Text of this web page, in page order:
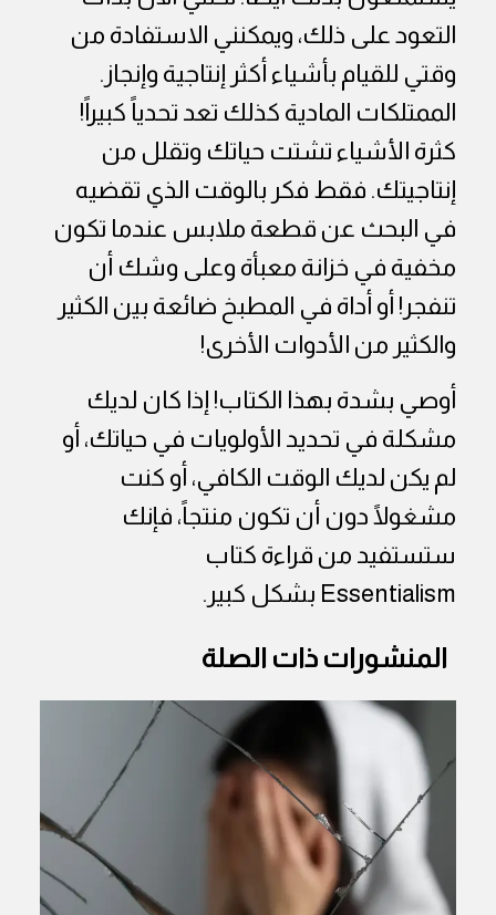
التعود على ذلك، ويمكنني الاستفادة من
وقتي للقيام بأشياء أكثر إنتاجية وإنجاز.
الممتلكات المادية كذلك تعد تحدياً كبيراً!
كثرة الأشياء تشتت حياتك وتقلل من
إنتاجيتك. فقط فكر بالوقت الذي تقضيه
في البحث عن قطعة ملابس عندما تكون
مخفية في خزانة معبأة وعلى وشك أن
تنفجر! أو أداة في المطبخ ضائعة بين الكثير
والكثير من الأدوات الأخرى!
أوصي بشدة بهذا الكتاب! إذا كان لديك
مشكلة في تحديد الأولويات في حياتك، أو
لم يكن لديك الوقت الكافي، أو كنت
مشغولًا دون أن تكون منتجاً، فإنك
ستستفيد من قراءة كتاب
Essentialism بشكل كبير.
المنشورات ذات الصلة